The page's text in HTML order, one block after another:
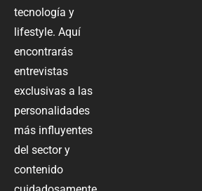
tecnología y
lifestyle. Aquí
encontrarás
entrevistas
exclusivas a las
personalidades
más influyentes
del sector y
contenido